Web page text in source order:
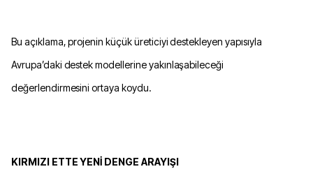
Bu açıklama, projenin küçük üreticiyi destekleyen yapısıyla
Avrupa’daki destek modellerine yakınlaşabileceği
değerlendirmesini ortaya koydu.
KIRMIZI ETTE YENİ DENGE ARAYIŞI